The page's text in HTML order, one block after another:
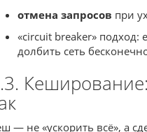
отмена запросов при
«circuit breaker» подход:
долбить сеть
— не «ускорить всё», а